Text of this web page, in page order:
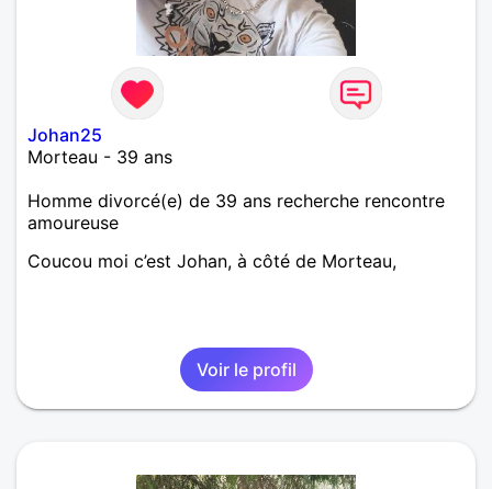
Johan25
Morteau - 39 ans
Homme divorcé(e) de 39 ans recherche rencontre
amoureuse
Coucou moi c’est Johan, à côté de Morteau,
Voir le profil